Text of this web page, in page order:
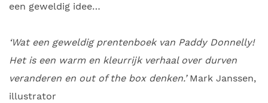
een geweldig idee…
‘Wat een geweldig prentenboek van Paddy Donnelly!
Het is een warm en kleurrijk verhaal over durven
veranderen en out of the box denken.’Mark Janssen,
illustrator